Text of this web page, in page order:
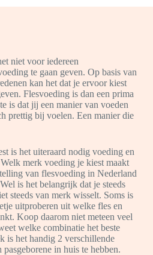
niet voor iedereen
te gaan geven. Op basis van
kan het dat je ervoor kiest
Flesvoeding is dan een prima
is dat jij een manier van voeden
prettig bij voelen. Een manier die
is het uiteraard nodig voeding en
merk voeding je kiest maakt
van flesvoeding in Nederland
is het belangrijk dat je steeds
steeds van merk wisselt. Soms is
uitproberen uit welke fles en
Koop daarom niet meteen veel
welke combinatie het beste
is het handig 2 verschillende
pasgeborene in huis te hebben.